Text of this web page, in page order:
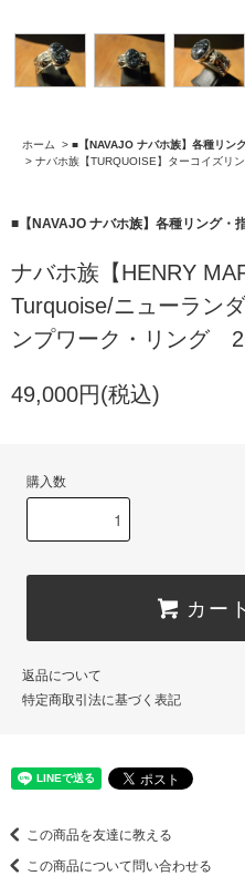
ホーム > ■【NAVAJO ナバホ族】各種リン
> ナバホ族【TURQUOISE】ターコイズリ
■【NAVAJO ナバホ族】各種リング・
ナバホ族【HENRY
Turquoise/ニューラン
ンプワーク・リング
49,000円(税込)
購入数
カー
返品について
特定商取引法に基づく表記
この商品を友達に教える
この商品について問い合わせる